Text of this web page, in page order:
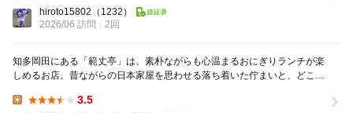
hiroto15802 （1232）
2026/06 訪問
2回
知多岡田にある「範丈亭」は、素朴ながらも心温まるおにぎりランチが楽
しめるお店。昔ながらの日本家屋を思わせる落ち着いた佇まいと、どこか
3.5